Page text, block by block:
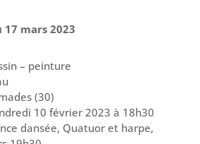
mars 2023
– peinture
(30)
10 février 2023 à 18h30
dansée, Quatuor et harpe,